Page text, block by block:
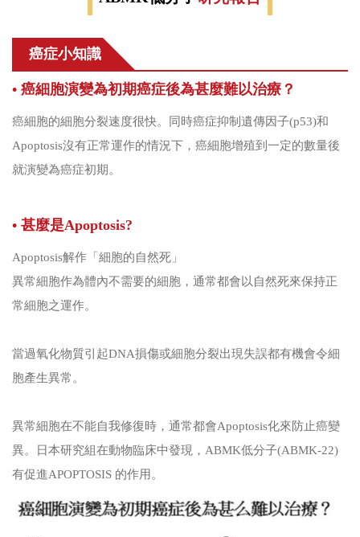
癌症小知識
• 癌細胞演變為初期癌症後為甚麼難以治療？
癌細胞的細胞分裂速度很快。同時癌症抑制遺傳因子(p53)和
Apoptosis沒有正常運作的情況下，癌細胞增殖到一定的數量後
就演變為癌症初期。
• 甚麼是Apoptosis?
Apoptosis解作「細胞的自然死」
異常細胞作為體內不需要的細胞，通常都會以自然死來保持正
常細胞之運作。
當過氧化物質引起DNA損傷或細胞分裂出現失誤都有機會令細
胞產生異常。
異常細胞在不能自我修復時，通常都會Apoptosis化來防止癌變
異。日本研究組在動物臨床中發現，ABMK低分子(ABMK-22)
有促進APOPTOSIS 的作用。